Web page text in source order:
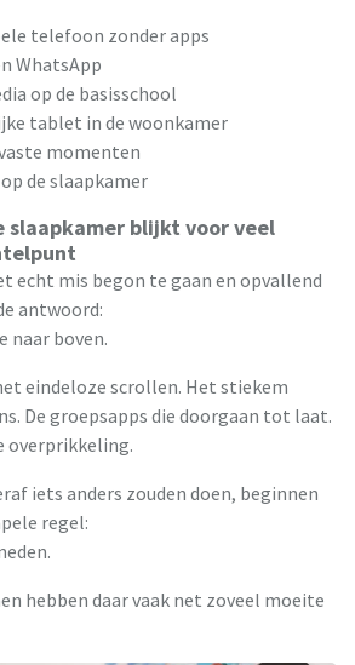
telefoon zonder apps
WhatsApp
op de basisschool
tablet in de woonkamer
momenten
de slaapkamer
slaapkamer blijkt voor veel
echt mis begon te gaan en opvallend
antwoord:
naar boven.
eindeloze scrollen. Het stiekem
De groepsapps die doorgaan tot laat.
overprikkeling.
iets anders zouden doen, beginnen
regel:
hebben daar vaak net zoveel moeite